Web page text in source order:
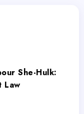
She-Hulk:
Law